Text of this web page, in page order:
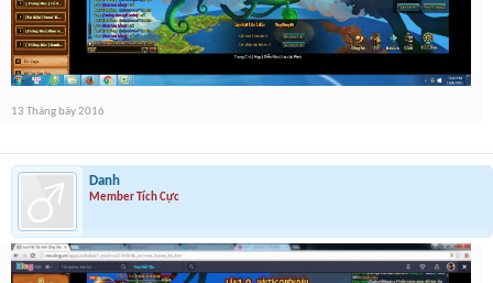
13 Tháng bảy 2016
Danh
Member Tích Cực